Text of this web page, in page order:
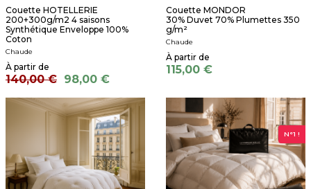
Couette HOTELLERIE
200+300g/m2 4 saisons
Synthétique Enveloppe 100%
Coton
Chaude
140,00 € 98,00 €
Couette MONDOR
30% Duvet 70% Plumettes 350
g/m²
Chaude
115,00 €
N°1 !